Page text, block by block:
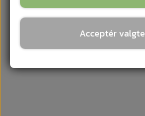
Acceptér valgte